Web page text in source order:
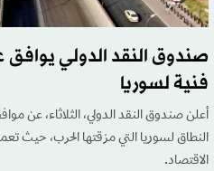
صندوق النقد الدولي
فنية لسوريا
أعلن صندوق النقد الدولي، الثلاثاء، عن
النطاق لسوريا التي مزقتها الحرب، حيث
الاقتصاد.